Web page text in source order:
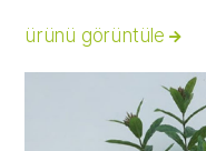
ürünü görüntüle